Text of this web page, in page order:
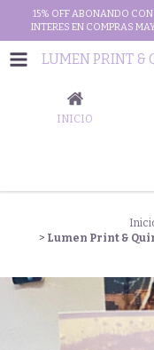
15% OFF ABONANDO
INTERES EN COMPRAS
INICIO
> Lumen Print &